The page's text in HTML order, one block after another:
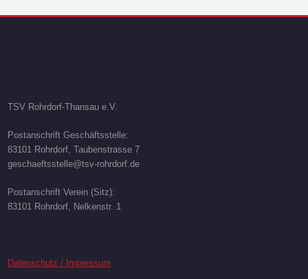
TSV Rohrdorf-Thansau e.V.
Postanschrift Geschäftsstelle:
83101 Rohrdorf, Taubenstrasse 7
geschaeftsstelle@tsv-rohrdorf.de
Postanschrift Verein (Sitz):
83101 Rohrdorf, Nelkenstr. 1
Datenschutz / Impressum